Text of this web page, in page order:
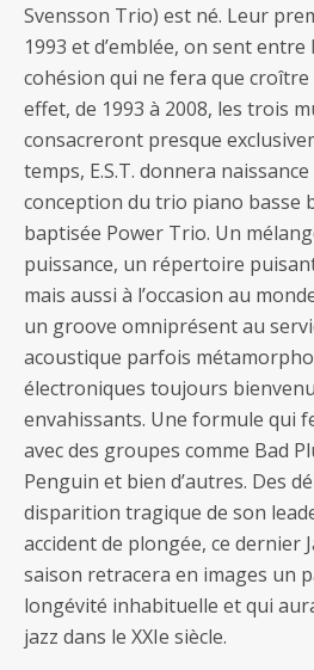
Svensson Trio) est né. Leur
1993 et d’emblée, on sent
cohésion qui ne fera que croître
effet, de 1993 à 2008, les trois
consacreront presque
temps, E.S.T. donnera
conception du trio piano basse
baptisée Power Trio. Un
puissance, un répertoire
mais aussi à l’occasion au
un groove omniprésent au
acoustique parfois
électroniques toujours
envahissants. Une formule qui
avec des groupes comme Bad
Penguin et bien d’autres. Des
disparition tragique de son
accident de plongée, ce dernier
saison retracera en images un
longévité inhabituelle et qui
jazz dans le XXIe siècle.